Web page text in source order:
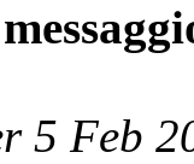
5 Feb